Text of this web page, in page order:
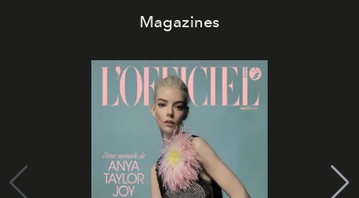
Magazines